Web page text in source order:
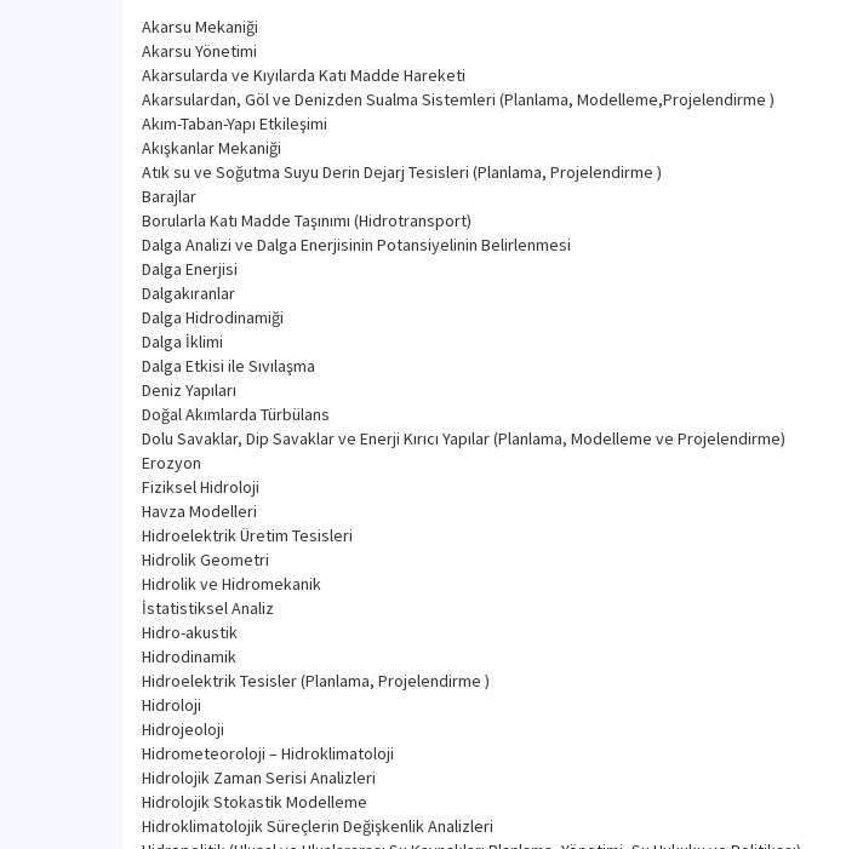
Akarsu Mekaniği
Akarsu Yönetimi
Akarsularda ve Kıyılarda Katı Madde Hareketi
Akarsulardan, Göl ve Denizden Sualma Sistemleri (Planlama, Modelleme,Projelendirme )
Akım-Taban-Yapı Etkileşimi
Akışkanlar Mekaniği
Atık su ve Soğutma Suyu Derin Dejarj Tesisleri (Planlama, Projelendirme )
Barajlar
Borularla Katı Madde Taşınımı (Hidrotransport)
Dalga Analizi ve Dalga Enerjisinin Potansiyelinin Belirlenmesi
Dalga Enerjisi
Dalgakıranlar
Dalga Hidrodinamiği
Dalga İklimi
Dalga Etkisi ile Sıvılaşma
Deniz Yapıları
Doğal Akımlarda Türbülans
Dolu Savaklar, Dip Savaklar ve Enerji Kırıcı Yapılar (Planlama, Modelleme ve Projelendirme)
Erozyon
Fiziksel Hidroloji
Havza Modelleri
Hidroelektrik Üretim Tesisleri
Hidrolik Geometri
Hidrolik ve Hidromekanik
İstatistiksel Analiz
Hidro-akustik
Hidrodinamik
Hidroelektrik Tesisler (Planlama, Projelendirme )
Hidroloji
Hidrojeoloji
Hidrometeoroloji – Hidroklimatoloji
Hidrolojik Zaman Serisi Analizleri
Hidrolojik Stokastik Modelleme
Hidroklimatolojik Süreçlerin Değişkenlik Analizleri